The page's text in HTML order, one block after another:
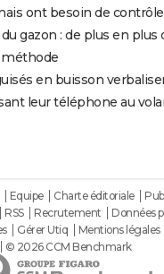
ont besoin de contrôle
gazon : de plus en plus
en buisson
leur téléphone au
Equipe Charte éditoriale
RSS Recrutement
Données
Gérer Utiq Mentions légales
© 2026 CCM Benchmark